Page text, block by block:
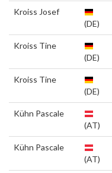
Kroiss Josef
(DE)
Kroiss Tine
(DE)
Kroiss Tine
(DE)
Kühn Pascale
(AT)
Kühn Pascale
(AT)